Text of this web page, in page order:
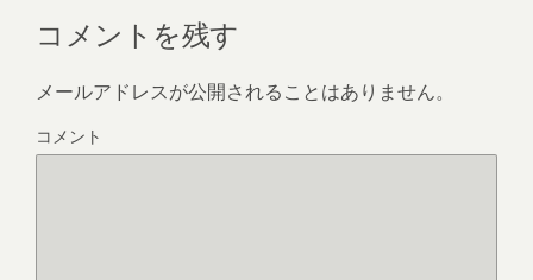
コメントを残す
メールアドレスが公開されることはありません。
コメント